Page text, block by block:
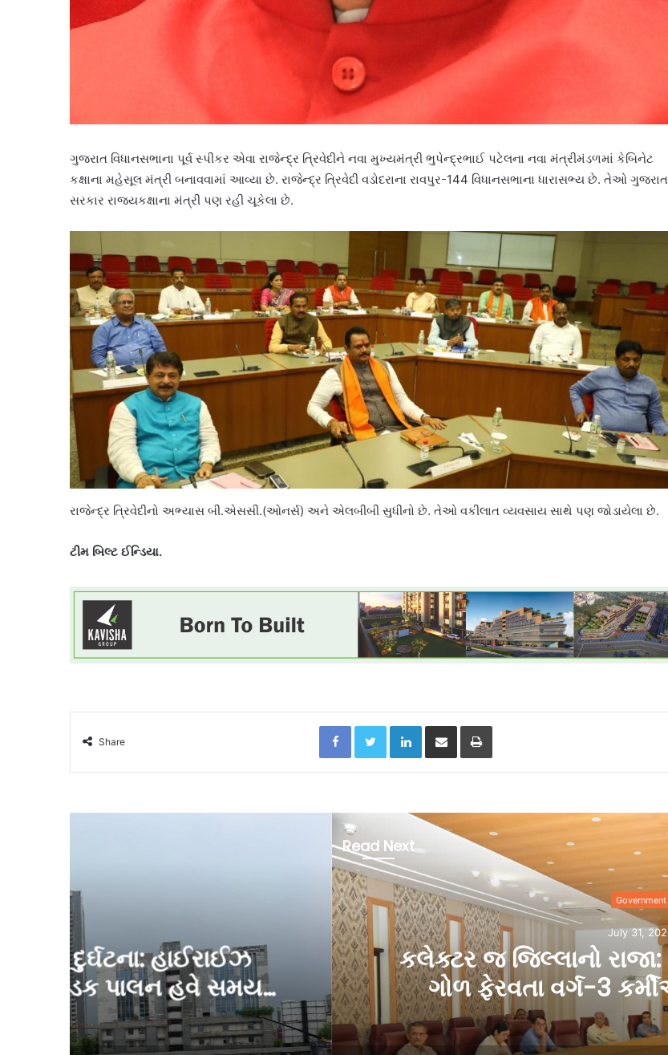
ગુજરાત વિધાનસભાના પૂર્વ સ્પીકર એવા રાજેન્દ્ર ત્રિવેદીને નવા મુખ્યમંત્રી ભુપેન્દ્રભાઈ પટેલના નવા મંત્રીમંડળમાં કેબિનેટ
કક્ષાના મહેસૂલ મંત્રી બનાવવામાં આવ્યા છે. રાજેન્દ્ર ત્રિવેદી વડોદરાના રાવપુર-144 વિધાનસભાના ધારાસભ્ય છે. તેઓ ગુજરાત
સરકાર રાજ્યકક્ષાના મંત્રી પણ રહી ચૂકેલા છે.
રાજેન્દ્ર ત્રિવેદીનો અભ્યાસ બી.એસસી.(ઓનર્સ) અને એલબીબી સુધીનો છે. તેઓ વકીલાત વ્યવસાય સાથે પણ જોડાયેલા છે.
ટીમ બિલ્ટ ઈન્ડિયા.
Share
FacebookTwitterLinkedInShare via Email Print
Read Next
Government
July 31, 2026
કલેક્ટર જ જિલ્લાનો રાજા: કલેક્ટરને સોપાઈ ગોળ
ગોળ ફેરવતા વર્ગ-3 કર્મીઓની બદલીની સત્તા